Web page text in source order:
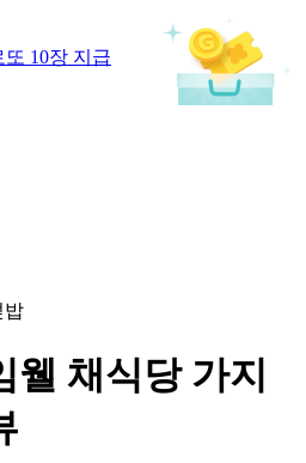
또 10장 지급
밥
웰 채식당 가지